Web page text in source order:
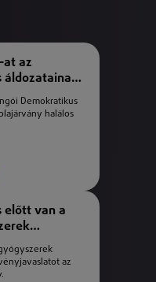
at az
áldozatainak
Demokratikus
halálos
előtt van a
az